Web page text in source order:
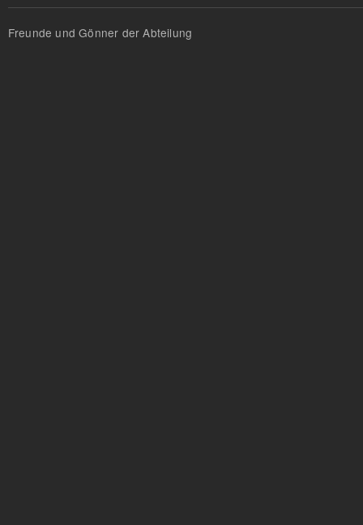
Freunde und Gönner der Abteilung